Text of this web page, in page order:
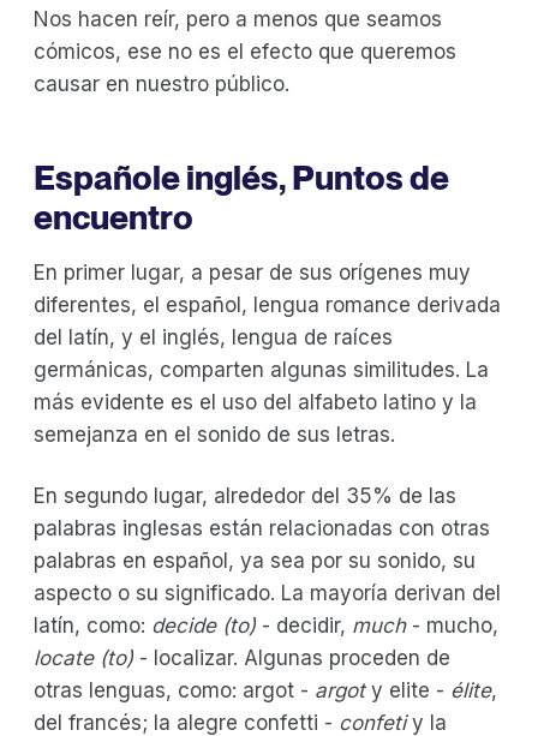
Nos hacen reír, pero a menos que seamos
cómicos, ese no es el efecto que queremos
causar en nuestro público.
‍Españole inglés, Puntos de
encuentro
En primer lugar, a pesar de sus orígenes muy
diferentes, el español, lengua romance derivada
del latín, y el inglés, lengua de raíces
germánicas, comparten algunas similitudes. La
más evidente es el uso del alfabeto latino y la
semejanza en el sonido de sus letras.
En segundo lugar, alrededor del 35% de las
palabras inglesas están relacionadas con otras
palabras en español, ya sea por su sonido, su
aspecto o su significado. La mayoría derivan del
latín, como: decide (to) - decidir, much- mucho,
locate (to) - localizar. Algunas proceden de
otras lenguas, como: argot - argoty elite - élite,
del francés; la alegre confetti - confetiy la